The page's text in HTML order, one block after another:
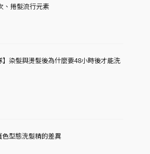
、捲髮流行元素
】染髮與燙髮後為什麼要48小時後才能洗
型態洗髮精的差異